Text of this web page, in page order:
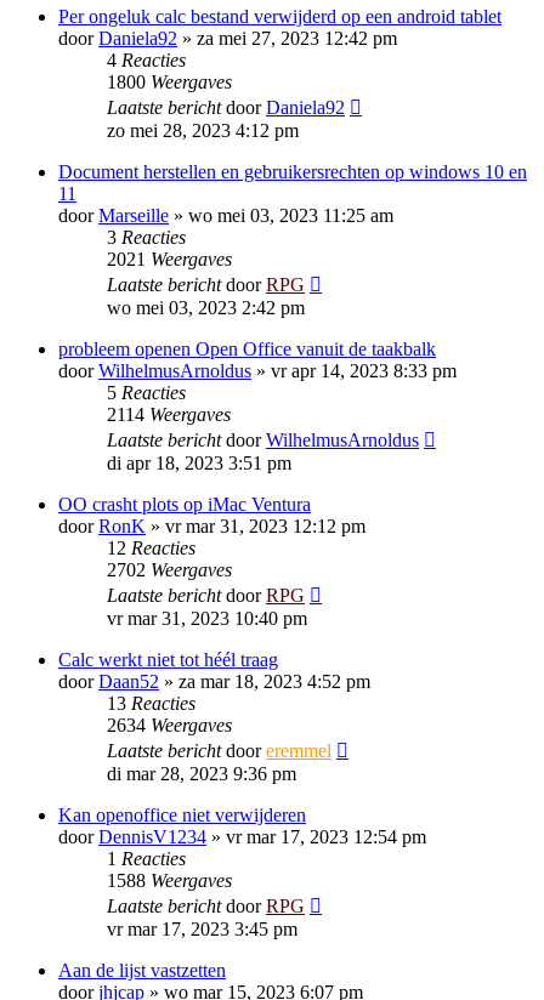
Per ongeluk calc bestand verwijderd op een android tablet
doorDaniela92 » za mei 27, 2023 12:42 pm
4 Reacties
1800 Weergaves
Laatste berichtdoorDaniela92
zo mei 28, 2023 4:12 pm
Document herstellen en gebruikersrechten op windows 10 en
11
doorMarseille » wo mei 03, 2023 11:25 am
3 Reacties
2021 Weergaves
Laatste berichtdoorRPG
wo mei 03, 2023 2:42 pm
probleem openen Open Office vanuit de taakbalk
doorWilhelmusArnoldus » vr apr 14, 2023 8:33 pm
5 Reacties
2114 Weergaves
Laatste berichtdoorWilhelmusArnoldus
di apr 18, 2023 3:51 pm
OO crasht plots op iMac Ventura
doorRonK » vr mar 31, 2023 12:12 pm
12 Reacties
2702 Weergaves
Laatste berichtdoorRPG
vr mar 31, 2023 10:40 pm
Calc werkt niet tot héél traag
doorDaan52 » za mar 18, 2023 4:52 pm
13 Reacties
2634 Weergaves
Laatste berichtdooreremmel
di mar 28, 2023 9:36 pm
Kan openoffice niet verwijderen
doorDennisV1234 » vr mar 17, 2023 12:54 pm
1 Reacties
1588 Weergaves
Laatste berichtdoorRPG
vr mar 17, 2023 3:45 pm
Aan de lijst vastzetten
doorjhjcap » wo mar 15, 2023 6:07 pm